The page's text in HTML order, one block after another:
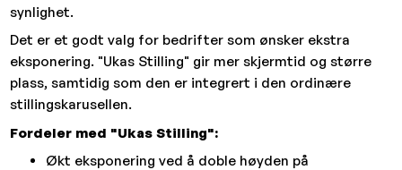
synlighet.
Det er et godt valg for bedrifter som ønsker ekstra
eksponering. "Ukas Stilling" gir mer skjermtid og større
plass, samtidig som den er integrert i den ordinære
stillingskarusellen.
Fordeler med "Ukas Stilling":
Økt eksponering ved å doble høyden på